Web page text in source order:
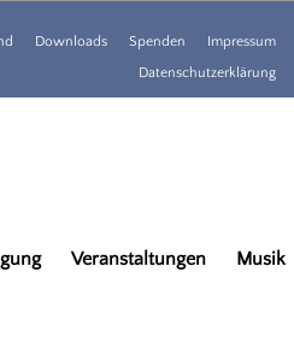
Downloads Spenden
Impressum
Datenschutzerklärung
Veranstaltungen
Musik